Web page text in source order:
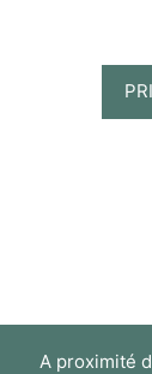
A proximité